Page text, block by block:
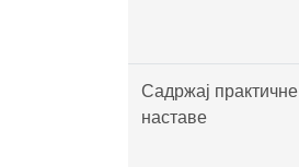
Садржај практичне
наставе